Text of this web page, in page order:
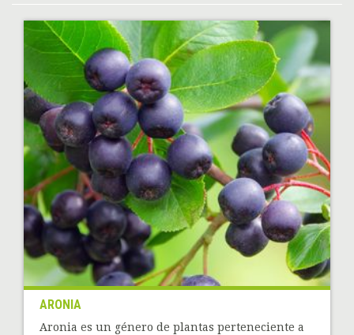
ARONIA
Aronia es un género de plantas perteneciente a